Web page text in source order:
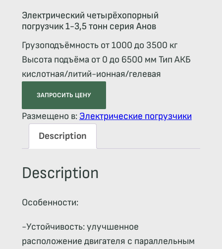
Электрический четырёхопорный
погрузчик 1-3,5 тонн серия Анов
Грузоподъёмность от 1000 до 3500 кг
Высота подъёма от 0 до 6500 мм Тип АКБ
кислотная/литий-ионная/гелевая
ЗАПРОСИТЬ ЦЕНУ
Размещено в: Электрические погрузчики
Description
Description
Особенности:
-Устойчивость: улучшенное
расположение двигателя с параллельным